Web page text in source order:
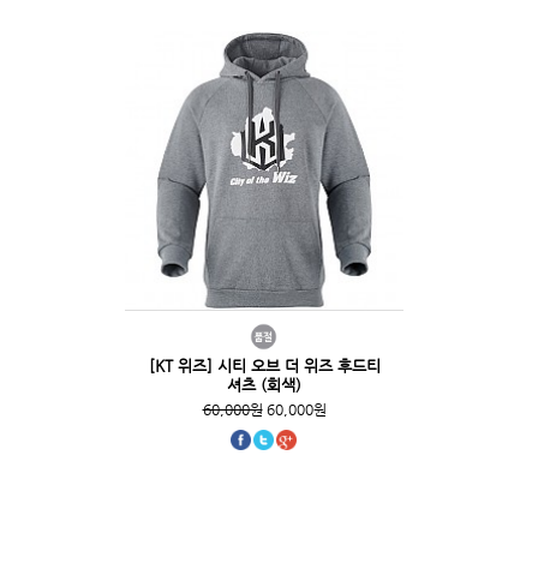
[KT 위즈] 시티 오브 더 위즈 후드티
셔츠 (회색)
60,000원60,000원